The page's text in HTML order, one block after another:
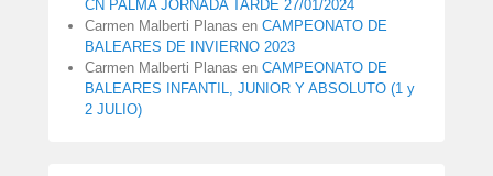
CN PALMA JORNADA TARDE 27/01/2024
Carmen Malberti Planas en CAMPEONATO DE
BALEARES DE INVIERNO 2023
Carmen Malberti Planas en CAMPEONATO DE
BALEARES INFANTIL, JUNIOR Y ABSOLUTO (1 y
2 JULIO)